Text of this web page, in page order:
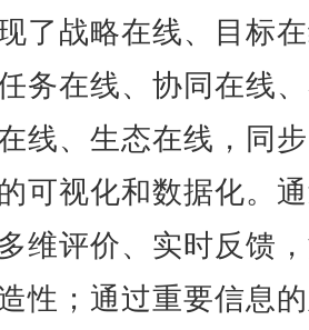
了战略在线、目标
务在线、协同在线
线、生态在线，同
可视化和数据化。
维评价、实时反馈
性；通过重要信息